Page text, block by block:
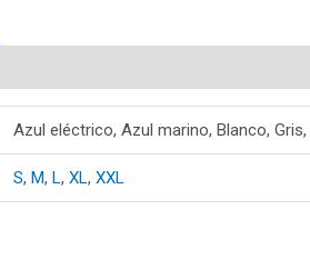
Azul eléctrico, Azul marino, Blanco,
S,M,L,XL,XXL